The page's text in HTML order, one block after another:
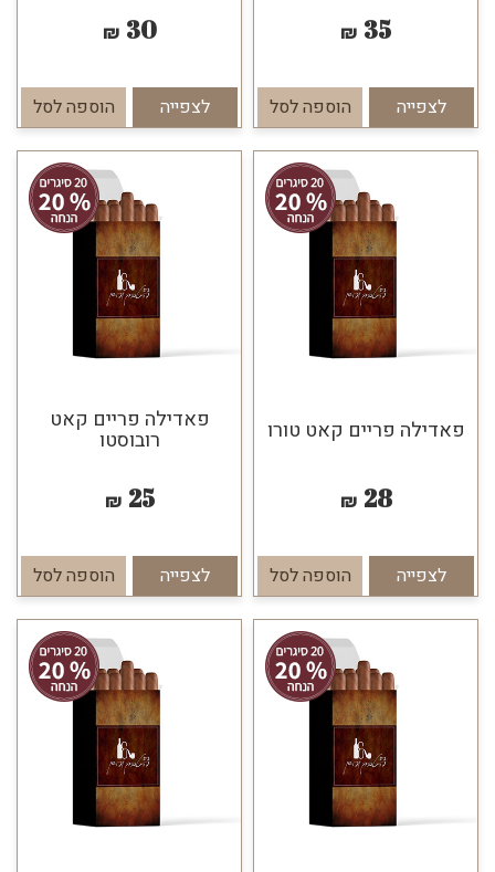
35
₪
לצפייה הוספה לסל
30
₪
לצפייה הוספה לסל
פאדילה פריים קאט טורו
28
₪
לצפייה הוספה לסל
פאדילה פריים קאט
רובוסטו
25
₪
לצפייה הוספה לסל